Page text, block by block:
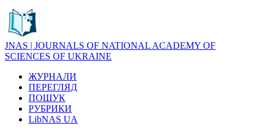
JNAS | JOURNALS OF NATIONAL ACADEMY OF
SCIENCES OF UKRAINE
ЖУРНАЛИ
ПЕРЕГЛЯД
ПОШУК
РУБРИКИ
LibNAS UA